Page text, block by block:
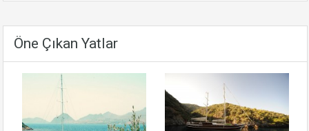
Öne Çıkan Yatlar